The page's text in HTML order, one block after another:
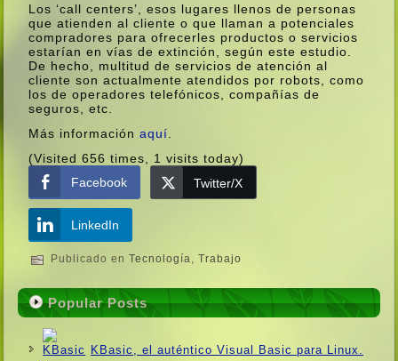
Los ‘call centers’, esos lugares llenos de personas
que atienden al cliente o que llaman a potenciales
compradores para ofrecerles productos o servicios
estarí­an en ví­as de extinción, según este estudio.
De hecho, multitud de servicios de atención al
cliente son actualmente atendidos por robots, como
los de operadores telefónicos, compañí­as de
seguros, etc.
Más informaciónaquí­
(Visited 656 times, 1 visits today)
Facebook
Twitter/X
LinkedIn
Publicado en Tecnologí­a,Trabajo
Popular Posts
KBasic, el auténtico Visual Basic para Linux.